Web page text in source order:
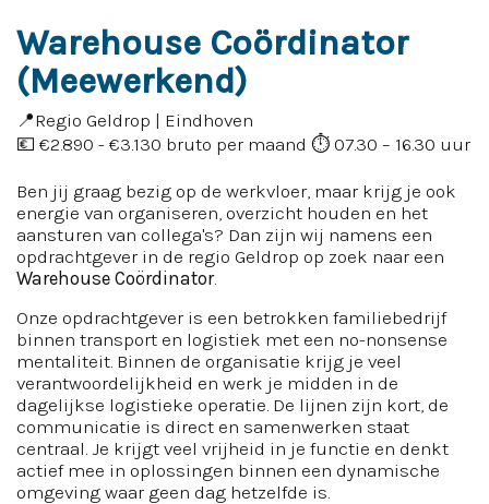
Warehouse Coördinator
(Meewerkend)
📍Regio Geldrop | Eindhoven
💶 €2.890 - €3.130 bruto per maand ⏱️ 07.30 – 16.30 uur
Ben jij graag bezig op de werkvloer, maar krijg je ook
energie van organiseren, overzicht houden en het
aansturen van collega's? Dan zijn wij namens een
opdrachtgever in de regio Geldrop op zoek naar een
Warehouse Coördinator.
Onze opdrachtgever is een betrokken familiebedrijf
binnen transport en logistiek met een no-nonsense
mentaliteit. Binnen de organisatie krijg je veel
verantwoordelijkheid en werk je midden in de
dagelijkse logistieke operatie. De lijnen zijn kort, de
communicatie is direct en samenwerken staat
centraal. Je krijgt veel vrijheid in je functie en denkt
actief mee in oplossingen binnen een dynamische
omgeving waar geen dag hetzelfde is.